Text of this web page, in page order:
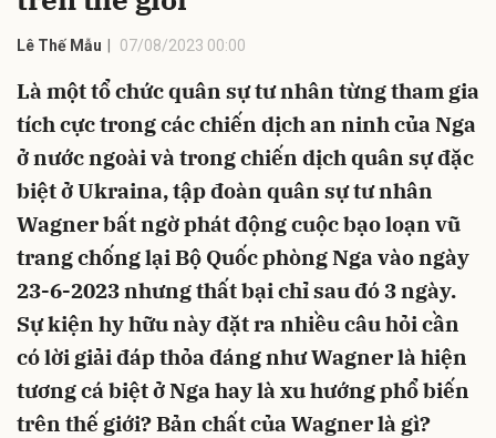
Lê Thế Mẫu 07/08/2023 00:00
Là một tổ chức quân sự tư nhân từng tham gia
tích cực trong các chiến dịch an ninh của Nga
ở nước ngoài và trong chiến dịch quân sự đặc
biệt ở Ukraina, tập đoàn quân sự tư nhân
Wagner bất ngờ phát động cuộc bạo loạn vũ
trang chống lại Bộ Quốc phòng Nga vào ngày
23-6-2023 nhưng thất bại chỉ sau đó 3 ngày.
Sự kiện hy hữu này đặt ra nhiều câu hỏi cần
có lời giải đáp thỏa đáng như Wagner là hiện
tương cá biệt ở Nga hay là xu hướng phổ biến
trên thế giới? Bản chất của Wagner là gì?